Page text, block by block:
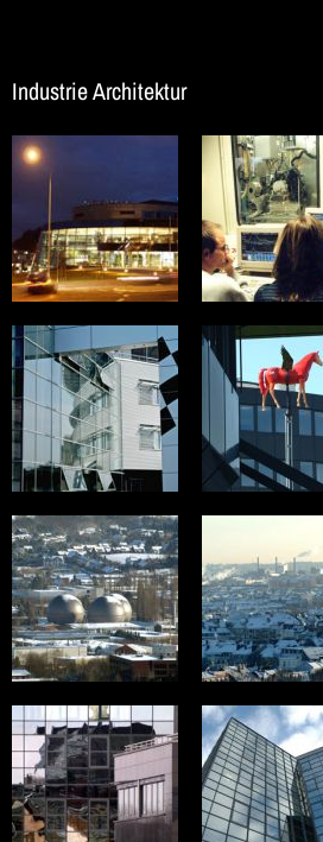
Industrie Architektur